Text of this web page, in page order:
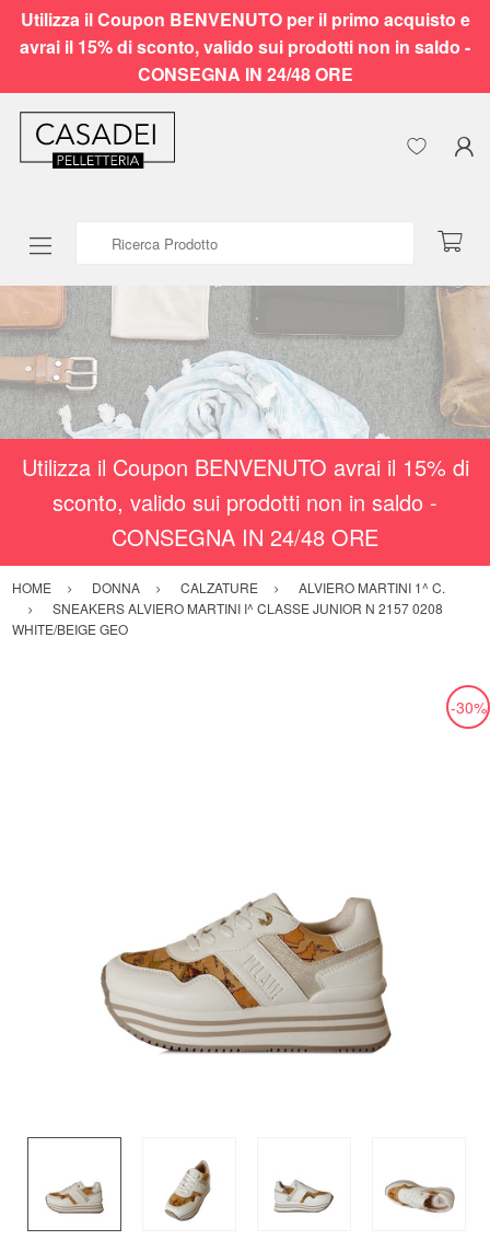
Utilizza il Coupon BENVENUTO per il primo acquisto e
avrai il 15% di sconto, valido sui prodotti non in saldo -
CONSEGNA IN 24/48 ORE
Utilizza il Coupon BENVENUTO avrai il 15% di
sconto, valido sui prodotti non in saldo -
CONSEGNA IN 24/48 ORE
HOME DONNA CALZATURE
ALVIERO MARTINI 1^ C.
SNEAKERS ALVIERO MARTINI I^ CLASSE JUNIOR N 2157 0208
WHITE/BEIGE GEO
-30%